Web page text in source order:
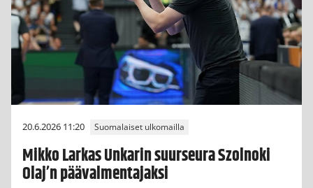
20.6.2026 11:20 Suomalaiset ulkomailla
Mikko Larkas Unkarin suurseura Szolnoki
Olaj’n päävalmentajaksi